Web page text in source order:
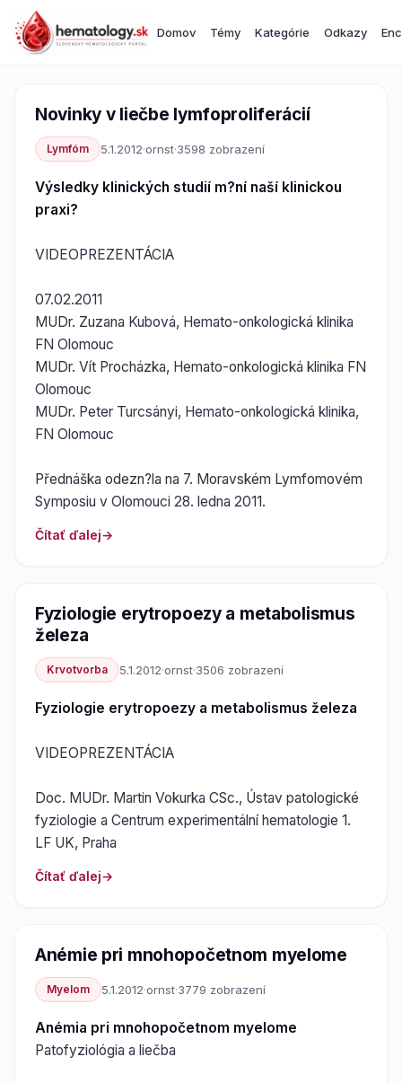
Domov Témy Kategórie Odkazy
Novinky v liečbe lymfoproliferácií
Lymfóm 5.1.2012·ornst·3598 zobrazení
Výsledky klinických studií m?ní naší klinickou
praxi?
VIDEOPREZENTÁCIA
07.02.2011
MUDr. Zuzana Kubová, Hemato-onkologická klinika
FN Olomouc
MUDr. Vít Procházka, Hemato-onkologická klinika FN
Olomouc
MUDr. Peter Turcsányi, Hemato-onkologická klinika,
FN Olomouc
Přednáška odezn?la na 7. Moravském Lymfomovém
Symposiu v Olomouci 28. ledna 2011.
Čítať ďalej
Fyziologie erytropoezy a metabolismus
železa
Krvotvorba 5.1.2012·ornst·3506 zobrazení
Fyziologie erytropoezy a metabolismus železa
VIDEOPREZENTÁCIA
Doc. MUDr. Martin Vokurka CSc., Ústav patologické
fyziologie a Centrum experimentální hematologie 1.
LF UK, Praha
Čítať ďalej
Anémie pri mnohopočetnom myelome
Myelom 5.1.2012·ornst·3779 zobrazení
Anémia pri mnohopočetnom myelome
Patofyziológia a liečba